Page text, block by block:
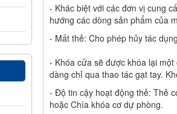
- Khác biệt với các đơn vị cung
hướng các dòng sản phẩm của
- Mất thẻ: Cho phép hủy tác
- Khóa cửa sẽ được khóa lại
dàng chỉ qua thao tác gạt tay.
- Độ tin cậy hoạt động thẻ: Thẻ
hoặc Chìa khóa cơ dự phòng.